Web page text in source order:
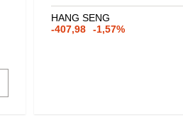
HANG SENG
-407,98
-1,57%